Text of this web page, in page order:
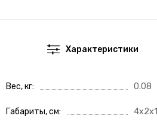
Характеристики
Вес, кг 0.08
Габариты, см 4x2x1